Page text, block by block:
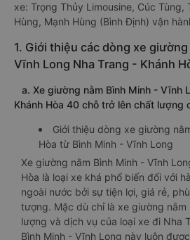
xe: Trọng Thủy Limousine, Cúc Tùng,
Hùng, Mạnh Hùng (Bình Định) vận
1. Giới thiệu các dòng xe
Vĩnh Long Nha Trang - Khánh
a. Xe giường nằm Bình Minh - Vĩnh
Khánh Hòa 40 chỗ trở lên chất lượng
Giới thiệu dòng xe giường
Hòa từ Bình Minh - Vĩnh Long
Xe giường nằm Bình Minh - Vĩnh
Hòa là loại xe khá phổ biến đối với
ngoài nước bởi sự tiện lợi, giá rẻ,
tượng. Mặc dù chỉ là xe giường
lượng và dịch vụ của loại xe đi Nha
Bình Minh - Vĩnh Long này luôn